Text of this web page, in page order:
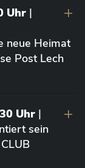
Uhr |
neue Heimat
Post Lech
Uhr |
sein